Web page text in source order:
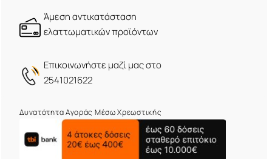
Άμεση αντικατάσταση
ελαττωματικών προϊόντων
Eπικοινωνήστε μαζί μας στο
2541021622
Δυνατότητα Αγοράς Μέσω Χρεωστικής